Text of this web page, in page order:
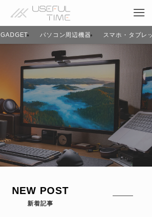
GADGET パソコン周辺機器 スマホ・タブレ
NEW POST
新着記事